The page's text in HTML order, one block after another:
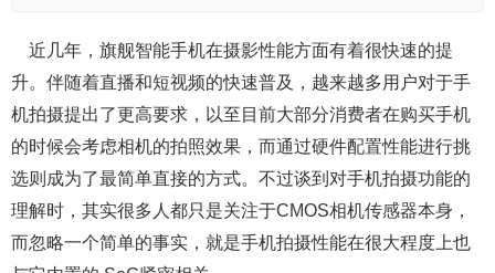
近几年，旗舰智能手机在摄影性能方面有着很快速的提
升。伴随着直播和短视频的快速普及，越来越多用户对于手
机拍摄提出了更高要求，以至目前大部分消费者在购买手机
的时候会考虑相机的拍照效果，而通过硬件配置性能进行挑
选则成为了最简单直接的方式。不过谈到对手机拍摄功能的
理解时，其实很多人都只是关注于CMOS相机传感器本身，
而忽略一个简单的事实，就是手机拍摄性能在很大程度上也